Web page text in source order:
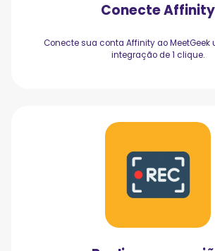
Conecte Affinity
Conecte sua conta Affinity ao MeetGeek
integração de 1 clique.